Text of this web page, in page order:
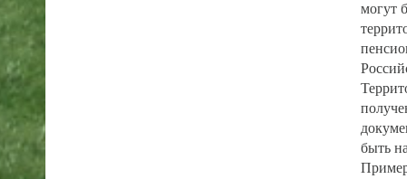
могут
быть